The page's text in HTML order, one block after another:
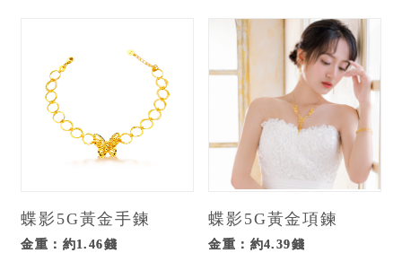
蝶影5G黃金手鍊
金重：約1.46錢
蝶影5G黃金項鍊
金重：約4.39錢